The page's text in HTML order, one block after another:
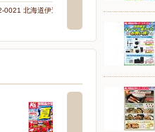
0021 北海道伊達市末永町44-12